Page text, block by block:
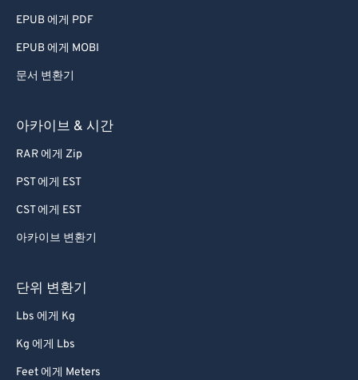
EPUB 에게 PDF
EPUB 에게 MOBI
문서 변환기
아카이브 & 시간
RAR 에게 Zip
PST 에게 EST
CST 에게 EST
아카이브 변환기
단위 변환기
Lbs 에게 Kg
Kg 에게 Lbs
Feet 에게 Meters